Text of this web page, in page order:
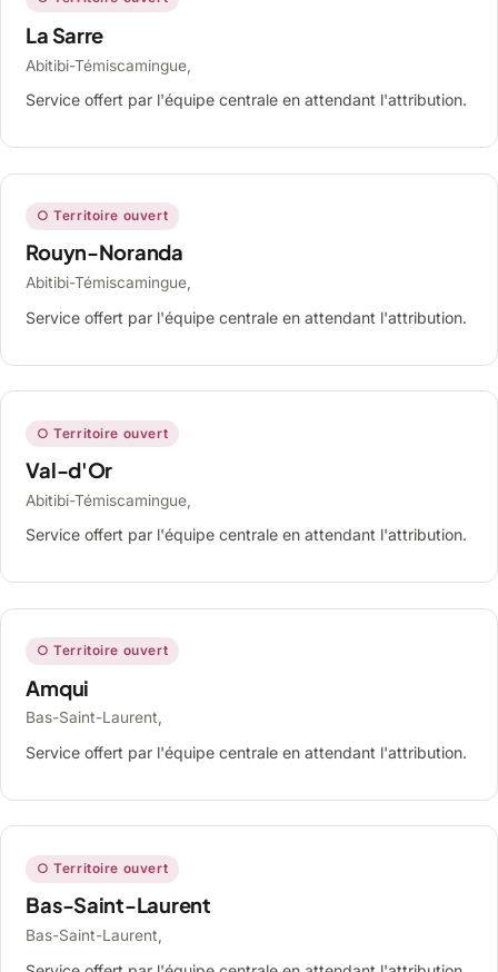
La Sarre
Abitibi-Témiscamingue,
Service offert par l'équipe centrale en attendant l'attribution.
○ Territoire ouvert
Rouyn-Noranda
Abitibi-Témiscamingue,
Service offert par l'équipe centrale en attendant l'attribution.
○ Territoire ouvert
Val-d'Or
Abitibi-Témiscamingue,
Service offert par l'équipe centrale en attendant l'attribution.
○ Territoire ouvert
Amqui
Bas-Saint-Laurent,
Service offert par l'équipe centrale en attendant l'attribution.
○ Territoire ouvert
Bas-Saint-Laurent
Bas-Saint-Laurent,